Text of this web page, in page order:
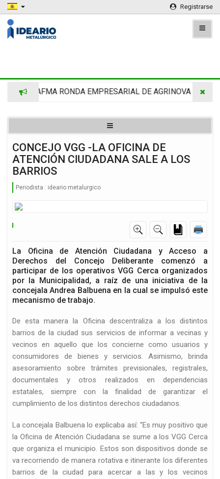
Registrarse
-CAFMA RONDA EMPRESARIAL DE AGRINOVA EN LA
CONCEJO VGG -LA OFICINA DE
ATENCIÓN CIUDADANA SALE A LOS
BARRIOS
Periodista : ideario metalurgico
La Oficina de Atención Ciudadana y Acceso a
Derechos del Concejo Deliberante comenzó a
participar de los operativos VGG Cerca organizados
por la Municipalidad, a raíz de una iniciativa de la
concejala Andrea Balbuena en la cual se impulsó este
mecanismo de trabajo.
De esta manera la Oficina descentraliza a los distintos
barrios de la ciudad sus servicios de informar a vecinas y
vecinos en aquello que los concierne como usuarios y
consumidores de bienes y servicios. Asimismo, brinda
asesoramiento sobre trámites previsionales, registrales,
documentales y otros realizados en dependencias
estatales, siempre con la finalidad de garantizar el
cumplimiento de los distintos derechos ciudadanos.
La concejala Balbuena lo explicaba así: “Es muy positivo que
la Oficina de Atención Ciudadana se sume a los VGG Cerca
que organiza el municipio. Estos son dispositivos donde se
va recorriendo de manera rotativa e itinerante los diferentes
barrios de la ciudad para acercar a las y los vecinos